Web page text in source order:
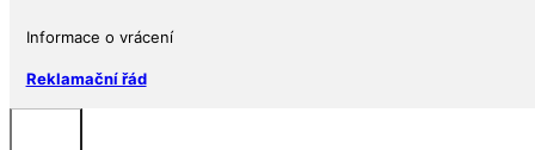
Informace o vrácení
Reklamační řád